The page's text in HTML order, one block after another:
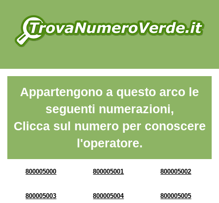
Appartengono a questo arco le
seguenti numerazioni,
Clicca sul numero per conoscere
l'operatore.
800005000 800005001 800005002
800005003 800005004 800005005